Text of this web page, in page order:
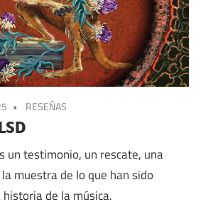
RESEÑAS
un testimonio, un rescate, una
muestra de lo que han sido
historia de la música.